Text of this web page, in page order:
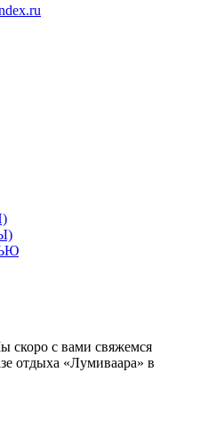
скоро с вами свяжемся